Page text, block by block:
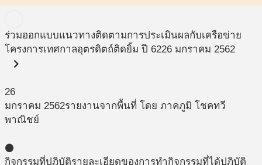
ร่วมออกแบบแนวทางติดตามการประเมินผลกับเครือข่าย
โครงการเทศกาลอุตรดิตถ์ติดยิ้ม ปี 6226 มกราคม 2562
chevron_right
26
มกราคม 2562รายงานจากพื้นที่ โดย ภาคภูมิ โชคทวี
พาณิชย์
circle
กิจกรรมที่ปฎิบัติรายละเอียดของการทำกิจกรรมที่ได้ปฎิบัติ